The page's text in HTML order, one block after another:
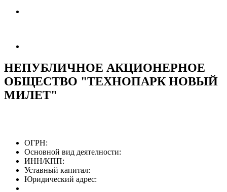
НЕПУБЛИЧНОЕ АКЦИОНЕРНОЕ
ОБЩЕСТВО "ТЕХНОПАРК НОВЫЙ
МИЛЕТ"
ОГРН:
Основной вид деятелности:
ИНН/КПП:
Уставный капитал:
Юридический адрес: